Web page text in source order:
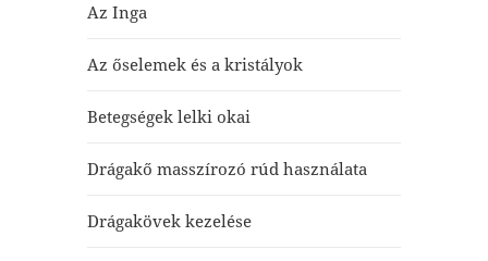
Az Inga
Az őselemek és a kristályok
Betegségek lelki okai
Drágakő masszírozó rúd használata
Drágakövek kezelése